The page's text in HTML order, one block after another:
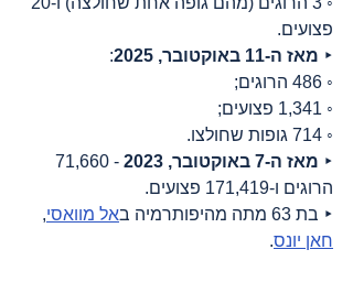
פצועים.
‣ מאז ה-11 באוקטובר, 2025
:
◦ 486 הרוגים;
◦ 1,341 פצועים;
◦ 714 גופות שחולצו.
‣ מאז ה-7 באוקטובר, 2023
הרוגים ו-171,419 פצועים.
‣ בת 63 מתה מהיפותרמיה ב
אל מוואסי,
חאן יונס.